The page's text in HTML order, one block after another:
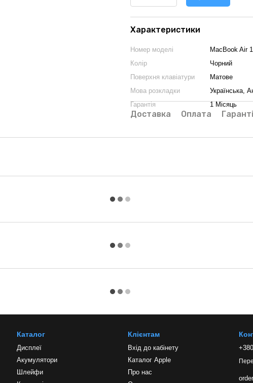
Характеристики
Номер моделі
MacBook Air
Колір
Чорний
Поверхня клавіатури
Матове
Мова розкладки
Українська,
Гарантія
1 Місяць
Доставка Оплата
Каталог
Дисплеї
Акумулятори
Шлейфи
Клієнтам
Вхід до кабінету
Каталог Apple
Про нас